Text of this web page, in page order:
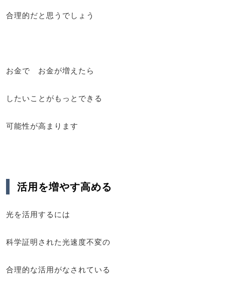
合理的だと思うでしょう
お金で お金が増えたら
したいことがもっとできる
可能性が高まります
活用を増やす高める
光を活用するには
科学証明された光速度不変の
合理的な活用がなされている